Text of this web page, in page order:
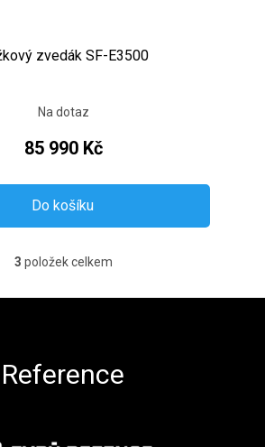
zvedák SF-E3500
Na dotaz
85 990 Kč
Do košíku
Ovládací prvky výpisu
3 položek celkem
Reference